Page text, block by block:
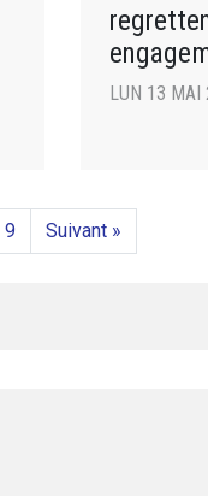
LUN 13 MAI
9 Suivant »